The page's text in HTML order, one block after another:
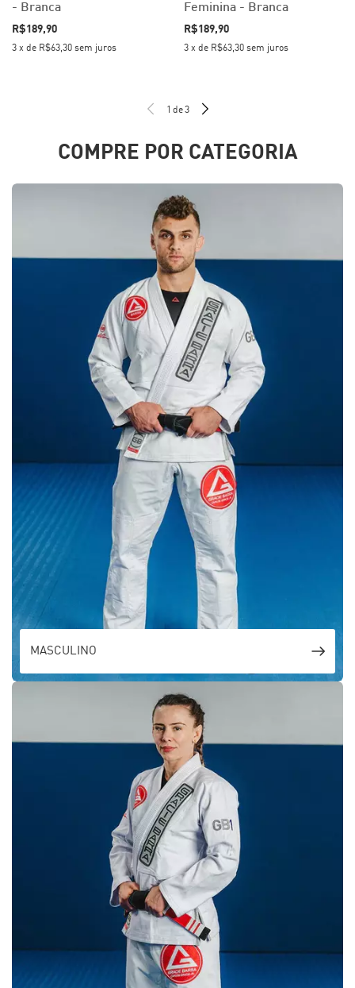
- Branca
R$189,90
3 x de R$63,30 sem juros
Feminina - Branca
R$189,90
3 x de R$63,30 sem juros
1 de 3
COMPRE POR CATEGORIA
MASCULINO